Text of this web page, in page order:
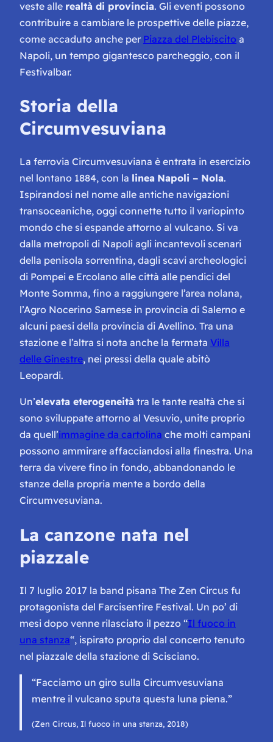
veste alle realtà di provincia. Gli eventi possono
contribuire a cambiare le prospettive delle piazze,
come accaduto anche per Piazza del Plebiscito a
Napoli, un tempo gigantesco parcheggio, con il
Festivalbar.
Storia della
Circumvesuviana
La ferrovia Circumvesuviana è entrata in esercizio
nel lontano 1884, con la linea Napoli – Nola.
Ispirandosi nel nome alle antiche navigazioni
transoceaniche, oggi connette tutto il variopinto
mondo che si espande attorno al vulcano. Si va
dalla metropoli di Napoli agli incantevoli scenari
della penisola sorrentina, dagli scavi archeologici
di Pompei e Ercolano alle città alle pendici del
Monte Somma, fino a raggiungere l’area nolana,
l’Agro Nocerino Sarnese in provincia di Salerno e
alcuni paesi della provincia di Avellino. Tra una
stazione e l’altra si nota anche la fermata Villa
delle Ginestre, nei pressi della quale abitò
Leopardi.
Un’elevata eterogeneità tra le tante realtà che si
sono sviluppate attorno al Vesuvio, unite proprio
da quell’immagine da cartolina che molti campani
possono ammirare affacciandosi alla finestra. Una
terra da vivere fino in fondo, abbandonando le
stanze della propria mente a bordo della
Circumvesuviana.
La canzone nata nel
piazzale
Il 7 luglio 2017 la band pisana The Zen Circus fu
protagonista del Farcisentire Festival. Un po’ di
mesi dopo venne rilasciato il pezzo “Il fuoco in
una stanza“, ispirato proprio dal concerto tenuto
nel piazzale della stazione di Scisciano.
“Facciamo un giro sulla Circumvesuviana
mentre il vulcano sputa questa luna piena.”
(Zen Circus, Il fuoco in una stanza, 2018)